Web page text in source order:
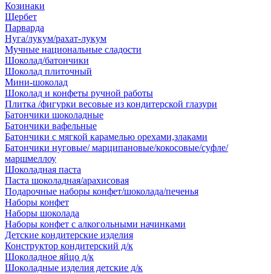
Козинаки
Щербет
Парварда
Нуга/лукум/рахат-лукум
Мучные национальные сладости
Шоколад/батончики
Шоколад плиточный
Мини-шоколад
Шоколад и конфеты ручной работы
Плитка /фигурки весовые из кондитерской глазури
Батончики шоколадные
Батончики вафельные
Батончики с мягкой карамелью орехами,злаками
Батончики нуговые/ марципановые/кокосовые/суфле/
маршмеллоу
Шоколадная паста
Паста шоколадная/арахисовая
Подарочные наборы конфет/шоколада/печенья
Наборы конфет
Наборы шоколада
Наборы конфет с алкогольными начинками
Детские кондитерские изделия
Конструктор кондитерский д/к
Шоколадное яйцо д/к
Шоколадные изделия детские д/к